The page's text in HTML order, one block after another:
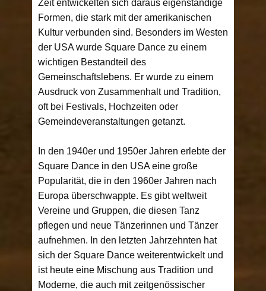
Zeit entwickelten sich daraus eigenständige
Formen, die stark mit der amerikanischen
Kultur verbunden sind. Besonders im Westen
der USA wurde Square Dance zu einem
wichtigen Bestandteil des
Gemeinschaftslebens. Er wurde zu einem
Ausdruck von Zusammenhalt und Tradition,
oft bei Festivals, Hochzeiten oder
Gemeindeveranstaltungen getanzt.
In den 1940er und 1950er Jahren erlebte der
Square Dance in den USA eine große
Popularität, die in den 1960er Jahren nach
Europa überschwappte. Es gibt weltweit
Vereine und Gruppen, die diesen Tanz
pflegen und neue Tänzerinnen und Tänzer
aufnehmen. In den letzten Jahrzehnten hat
sich der Square Dance weiterentwickelt und
ist heute eine Mischung aus Tradition und
Moderne, die auch mit zeitgenössischer